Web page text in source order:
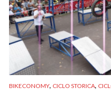
BIKECONOMY, CICLO STORICA,